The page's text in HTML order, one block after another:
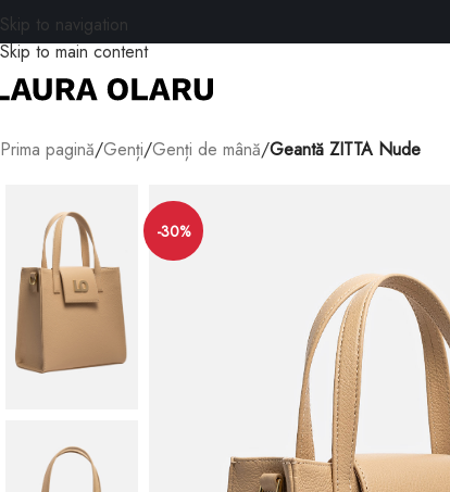
Skip to navigation
Skip to main content
Prima pagină/Genți/Genți de mână/Geantă ZITTA Nude
-30%